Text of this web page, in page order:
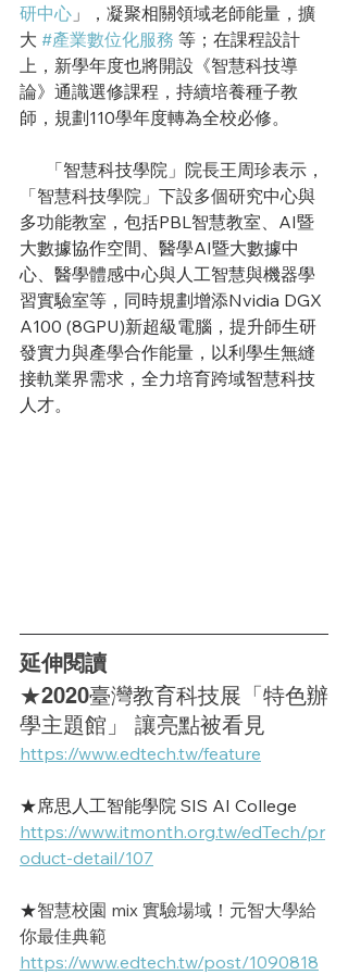
研中心 」，凝聚相關領域老師能量，擴
大 #產業數位化服務 等；在課程設計
上，新學年度也將開設《智慧科技導
論》通識選修課程，持續培養種子教
師，規劃110學年度轉為全校必修。
「智慧科技學院」下設多個研究中心與
多功能教室， 包括PBL智慧教室、AI暨
大數據協作空間、醫學AI暨大數據中
心、醫學體感中心與人工智慧與機器學
習實驗室等，同時規劃增添Nvidia DGX
A100 (8GPU)新超級電腦，提升師生研
發實力與產學合作能量，以利學生無縫
接軌業界需求，全力培育跨域智慧科技
人才。
延伸閱讀
★2020臺灣教育科技展「特色辦
學主題館」 讓亮點被看見
https://www.edtech.tw/feature
★席思人工智能學院 SIS AI College
https://www.itmonth.org.tw/edTech/pr
oduct-detail/107
★智慧校園 mix 實驗場域！元智大學給
你最佳典範
https://www.edtech.tw/post/1090818